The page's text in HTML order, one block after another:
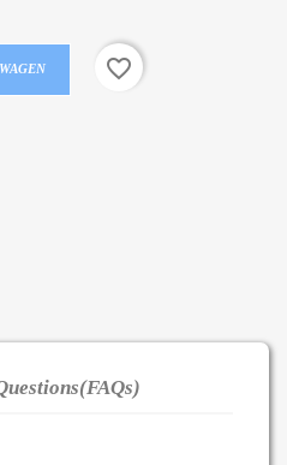
favorite_border